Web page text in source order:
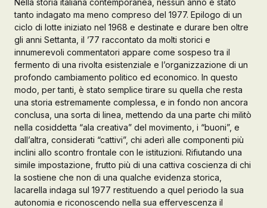
Galleria d’Arte
Contattaci
Registrazione
Creare un account
Nella storia italiana contemporanea, nessun anno è stato
tanto indagato ma meno compreso del 1977. Epilogo di un
ciclo di lotte iniziato nel 1968 e destinate e durare ben oltre
gli anni Settanta, il ’77 raccontato da molti storici e
innumerevoli commentatori appare come sospeso tra il
fermento di una rivolta esistenziale e l’organizzazione di un
profondo cambiamento politico ed economico. In questo
modo, per tanti, è stato semplice tirare su quella che resta
una storia estremamente complessa, e in fondo non ancora
conclusa, una sorta di linea, mettendo da una parte chi militò
nella cosiddetta “ala creativa” del movimento, i “buoni”, e
dall’altra, considerati “cattivi”, chi aderì alle componenti più
inclini allo scontro frontale con le istituzioni. Rifiutando una
simile impostazione, frutto più di una cattiva coscienza di chi
la sostiene che non di una qualche evidenza storica,
Iacarella indaga sul 1977 restituendo a quel periodo la sua
autonomia e riconoscendo nella sua effervescenza il